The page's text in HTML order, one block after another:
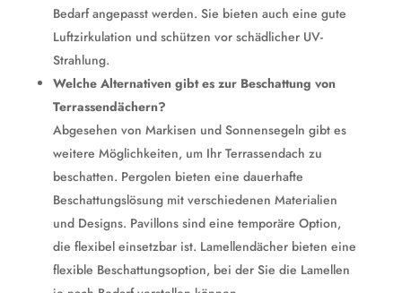
Bedarf angepasst werden. Sie bieten auch eine gute
Luftzirkulation und schützen vor schädlicher UV-
Strahlung.
Welche Alternativen gibt es zur Beschattung von
Terrassendächern?
Abgesehen von Markisen und Sonnensegeln gibt es
weitere Möglichkeiten, um Ihr Terrassendach zu
beschatten. Pergolen bieten eine dauerhafte
Beschattungslösung mit verschiedenen Materialien
und Designs. Pavillons sind eine temporäre Option,
die flexibel einsetzbar ist. Lamellendächer bieten eine
flexible Beschattungsoption, bei der Sie die Lamellen